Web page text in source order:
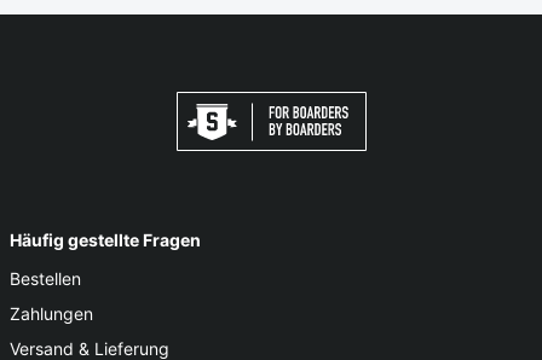
Häufig gestellte Fragen
Bestellen
Zahlungen
Versand & Lieferung